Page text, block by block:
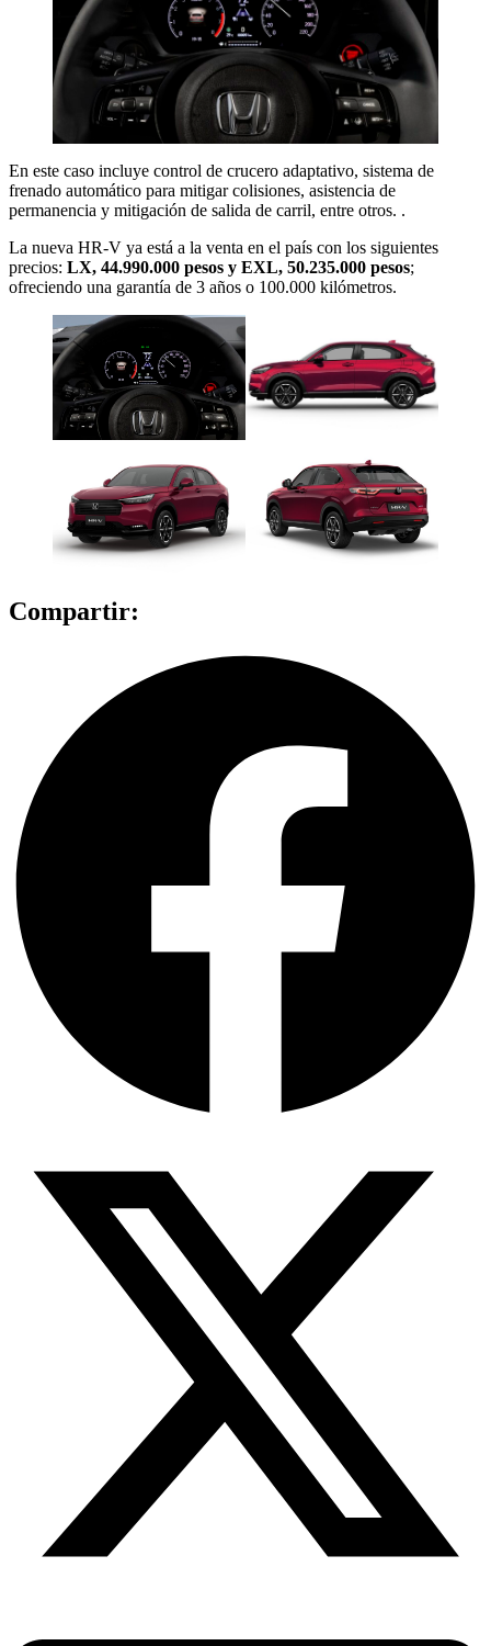
En este caso incluye control de crucero adaptativo, sistema de
frenado automático para mitigar colisiones, asistencia de
permanencia y mitigación de salida de carril, entre otros. .
La nueva HR-V ya está a la venta en el país con los siguientes
precios: LX, 44.990.000 pesos y EXL, 50.235.000 pesos;
ofreciendo una garantía de 3 años o 100.000 kilómetros.
Compartir: